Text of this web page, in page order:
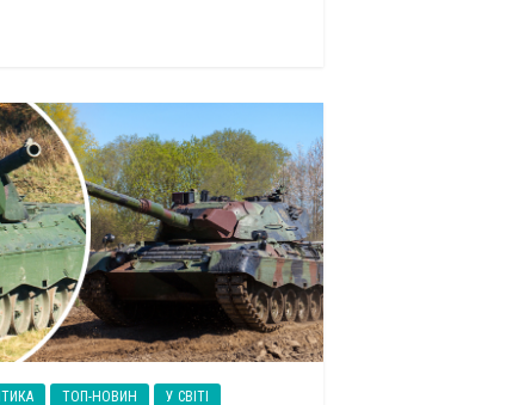
ТОП-НОВИН У СВІТІ